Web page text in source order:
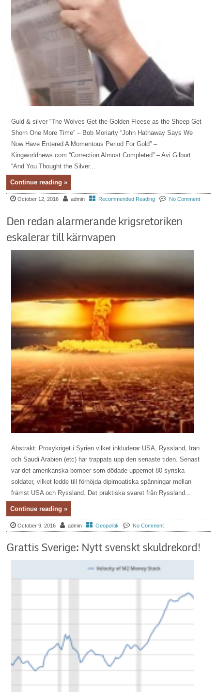
Guld & silver “The Wolves Get the Golden Fleese as the Sheep Get
Shorn One More Time” – Bob Moriarty “John Hathaway Says We
Now Have Entered A Momentous Period For Gold” –
Kingworldnews.com “Correction Almost Completed” – Avi Gilburt
“And You Thought the Silver...
Continue reading »
October 12, 2016 admin Recommended Reading No Comment
Den redan alarmerande krigsretoriken
eskalerar till kärnvapen
Abstrakt: Proxykriget i Syrien vilket inkluderar USA, Ryssland, Iran
och Saudi Arabien (etc) har trappats upp den senaste tiden. Senast
var det amerikanska bomber som dödade uppemot 80 syriska
soldater, vilket ledde till förhöjda diplmoatiska spänningar mellan
främst USA och Ryssland. Det praktiska svaret från Ryssland...
Continue reading »
October 9, 2016 admin Geopolitik No Comment
Grattis Sverige: Nytt svenskt skuldrekord!